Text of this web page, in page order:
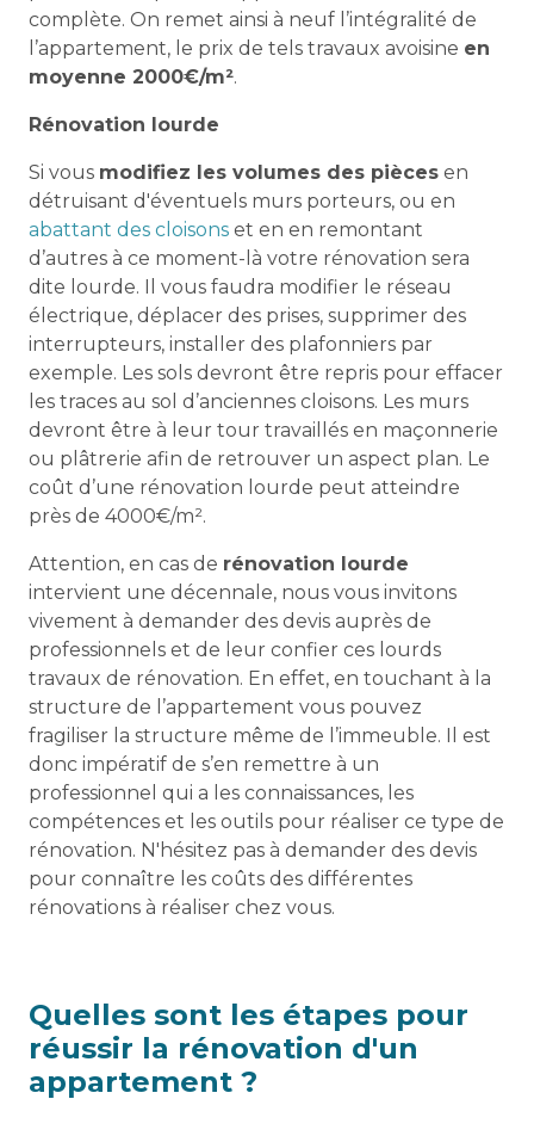
complète. On remet ainsi à neuf l’intégralité de
l’appartement, le prix de tels travaux avoisine en
moyenne 2000€/m².
Rénovation lourde
Si vous modifiez les volumes des pièces en
détruisant d'éventuels murs porteurs, ou en
abattant des cloisons et en en remontant
d’autres à ce moment-là votre rénovation sera
dite lourde. Il vous faudra modifier le réseau
électrique, déplacer des prises, supprimer des
interrupteurs, installer des plafonniers par
exemple. Les sols devront être repris pour effacer
les traces au sol d’anciennes cloisons. Les murs
devront être à leur tour travaillés en maçonnerie
ou plâtrerie afin de retrouver un aspect plan. Le
coût d’une rénovation lourde peut atteindre
près de 4000€/m².
Attention, en cas de rénovation lourde
intervient une décennale, nous vous invitons
vivement à demander des devis auprès de
professionnels et de leur confier ces lourds
travaux de rénovation. En effet, en touchant à la
structure de l’appartement vous pouvez
fragiliser la structure même de l’immeuble. Il est
donc impératif de s’en remettre à un
professionnel qui a les connaissances, les
compétences et les outils pour réaliser ce type de
rénovation. N'hésitez pas à demander des devis
pour connaître les coûts des différentes
rénovations à réaliser chez vous.
Quelles sont les étapes pour
réussir la rénovation d'un
appartement ?